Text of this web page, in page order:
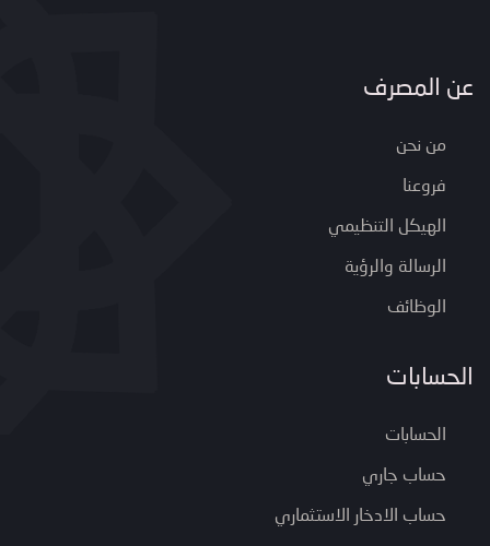
عن المصرف
من نحن
فروعنا
الهيكل التنظيمي
الرسالة والرؤية
الوظائف
الحسابات
الحسابات
حساب جاري
حساب الادخار الاستثماري